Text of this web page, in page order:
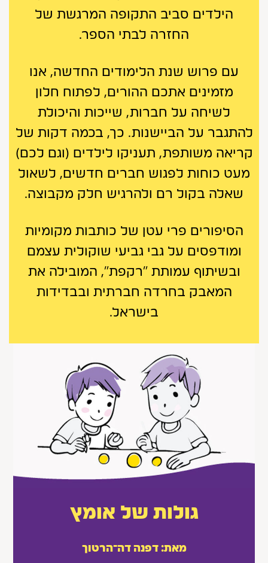
הילדים סביב התקופה המרגשת של
החזרה לבתי הספר.
עם פרוש שנת הלימודים החדשה, אנו
מזמינים אתכם ההורים, לפתוח חלון
לשיחה על חברות, שייכות והיכולת
להתגבר על הביישנות. כך, בכמה דקות של
קריאה משותפת, תעניקו לילדים (וגם לכם)
מעט כוחות לפגוש חברים חדשים, לשאול
שאלה בקול רם ולהרגיש חלק מקבוצה.
הסיפורים פרי עטן של כותבות מקומיות
ומודפסים על גבי גביעי שוקולית עצמם
ובשיתוף עמותת ״רקפת״, המובילה את
המאבק בחרדה חברתית ובבדידות
בישראל.
גולות של אומץ
מאת: דפנה דה־הרטוך